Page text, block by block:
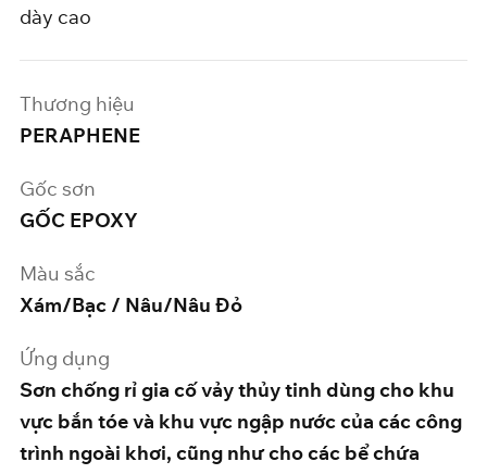
dày cao
Thương hiệu
PERAPHENE
Gốc sơn
GỐC EPOXY
Màu sắc
Xám/Bạc / Nâu/Nâu Đỏ
Ứng dụng
Sơn chống rỉ gia cố vảy thủy tinh dùng cho khu
vực bắn tóe và khu vực ngập nước của các công
trình ngoài khơi, cũng như cho các bể chứa